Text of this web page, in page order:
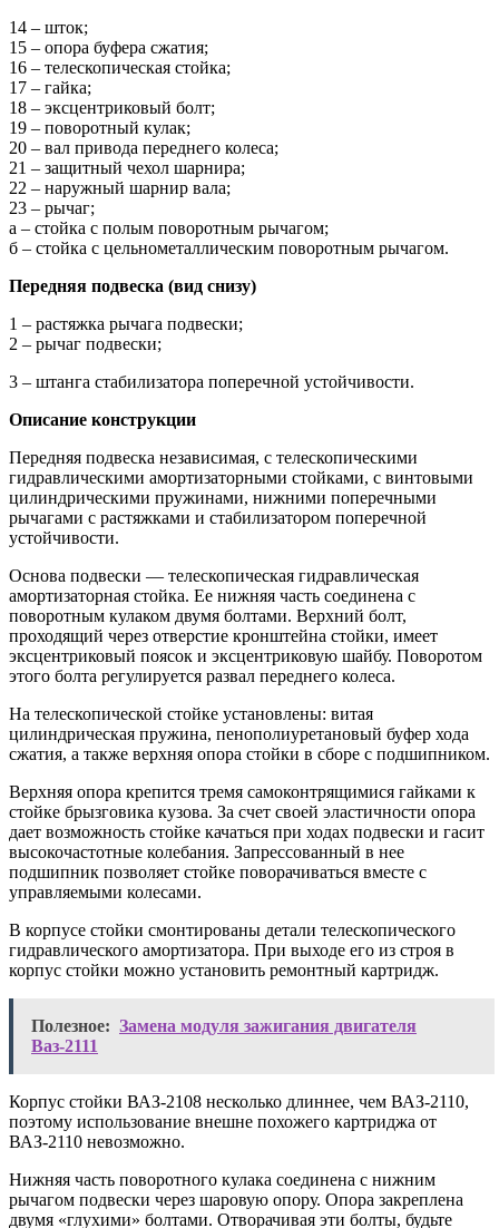
14 – шток;
15 – опора буфера сжатия;
16 – телескопическая стойка;
17 – гайка;
18 – эксцентриковый болт;
19 – поворотный кулак;
20 – вал привода переднего колеса;
21 – защитный чехол шарнира;
22 – наружный шарнир вала;
23 – рычаг;
а – стойка с полым поворотным рычагом;
б – стойка с цельнометаллическим поворотным рычагом.
Передняя подвеска (вид снизу)
1 – растяжка рычага подвески;
2 – рычаг подвески;
3 – штанга стабилизатора поперечной устойчивости.
Описание конструкции
Передняя подвеска независимая, с телескопическими
гидравлическими амортизаторными стойками, с винтовыми
цилиндрическими пружинами, нижними поперечными
рычагами с растяжками и стабилизатором поперечной
устойчивости.
Основа подвески — телескопическая гидравлическая
амортизаторная стойка. Ее нижняя часть соединена с
поворотным кулаком двумя болтами. Верхний болт,
проходящий через отверстие кронштейна стойки, имеет
эксцентриковый поясок и эксцентриковую шайбу. Поворотом
этого болта регулируется развал переднего колеса.
На телескопической стойке установлены: витая
цилиндрическая пружина, пенополиуретановый буфер хода
сжатия, а также верхняя опора стойки в сборе с подшипником.
Верхняя опора крепится тремя самоконтрящимися гайками к
стойке брызговика кузова. За счет своей эластичности опора
дает возможность стойке качаться при ходах подвески и гасит
высокочастотные колебания. Запрессованный в нее
подшипник позволяет стойке поворачиваться вместе с
управляемыми колесами.
В корпусе стойки смонтированы детали телескопического
гидравлического амортизатора. При выходе его из строя в
корпус стойки можно установить ремонтный картридж.
Полезное: Замена модуля зажигания двигателя
Ваз-2111
Корпус стойки ВАЗ-2108 несколько длиннее, чем ВАЗ-2110,
поэтому использование внешне похожего картриджа от
ВАЗ-2110 невозможно.
Нижняя часть поворотного кулака соединена с нижним
рычагом подвески через шаровую опору. Опора закреплена
двумя «глухими» болтами. Отворачивая эти болты, будьте